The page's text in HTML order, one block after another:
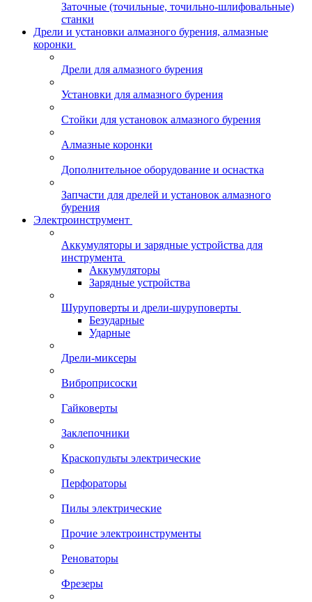
Заточные (точильные, точильно-шлифовальные)
станки
Дрели и установки алмазного бурения, алмазные
коронки
Дрели для алмазного бурения
Установки для алмазного бурения
Стойки для установок алмазного бурения
Алмазные коронки
Дополнительное оборудование и оснастка
Запчасти для дрелей и установок алмазного
бурения
Электроинструмент
Аккумуляторы и зарядные устройства для
инструмента
Аккумуляторы
Зарядные устройства
Шуруповерты и дрели-шуруповерты
Безударные
Ударные
Дрели-миксеры
Виброприсоски
Гайковерты
Заклепочники
Краскопульты электрические
Перфораторы
Пилы электрические
Прочие электроинструменты
Реноваторы
Фрезеры